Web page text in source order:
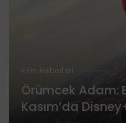
Film Haberleri
Örümcek Adam:
Kasım’da